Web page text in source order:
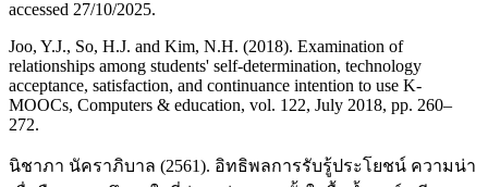
accessed 27/10/2025.
Joo, Y.J., So, H.J. and Kim, N.H. (2018). Examination of
relationships among students' self-determination, technology
acceptance, satisfaction, and continuance intention to use K-
MOOCs, Computers & education, vol. 122, July 2018, pp. 260–
272.
นิชาภา นัคราภิบาล (2561). อิทธิพลการรับรู้ประโยชน์ ความน่า